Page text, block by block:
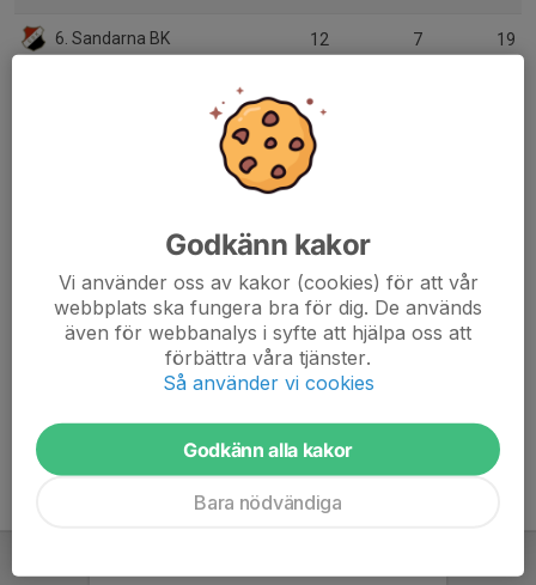
6. Sandarna BK 12 7 19
12
10. Älvsborg FF 12
11. Guldhedens IK 12 -4
12. Mossens BK 12 -7
12
Godkänn kakor
Vi använder oss av kakor (cookies) för att vår
webbplats ska fungera bra för dig. De används
även för webbanalys i syfte att hjälpa oss att
förbättra våra tjänster.
Så använder vi cookies
Godkänn alla kakor
Bara nödvändiga